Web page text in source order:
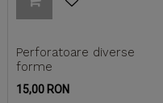
Perforatoare diverse
forme
Pret
15,00 RON